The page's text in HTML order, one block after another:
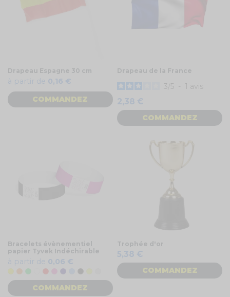
Drapeau Espagne 30 cm
à partir de 0,16 €
COMMANDEZ
Drapeau de la France
3 5 - 1 avis
2,38 €
COMMANDEZ
Bracelets évènementiel
papier Tyvek Indéchirable
à partir de 0,06 €
JauneOrange
Vert BlancRouge
RoseBleu foncé
Bleu clair
Noir Jaune fluo
COMMANDEZ
Trophée d'or
5,38 €
COMMANDEZ